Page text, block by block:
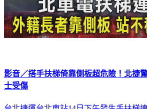
影音／搭手扶梯倚靠側板超危險！北捷
士受傷